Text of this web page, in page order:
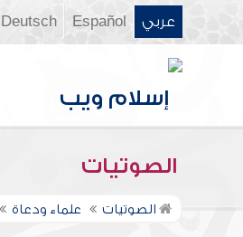
عربي Español
Deutsch
الصوتيات
الصوتيات علماء ودعاة